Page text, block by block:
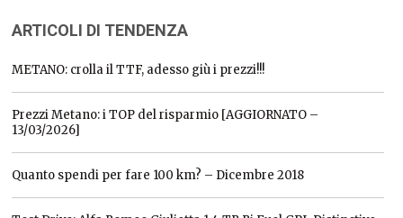
ARTICOLI DI TENDENZA
METANO: crolla il TTF, adesso giù i prezzi!!!
Prezzi Metano: i TOP del risparmio [AGGIORNATO –
13/03/2026]
Quanto spendi per fare 100 km? – Dicembre 2018